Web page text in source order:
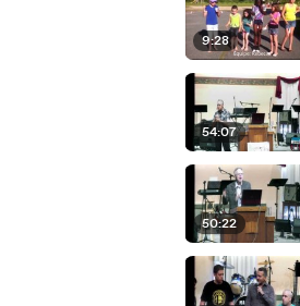
9:28
54:07
50:22